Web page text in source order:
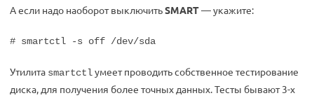
А если надо наоборот выключитьSMART— укажите:
# smartctl -s off /dev/sda
Утилита smartctlумеет проводить собственное тестирование
диска, для получения более точных данных. Тесты бывают 3-х